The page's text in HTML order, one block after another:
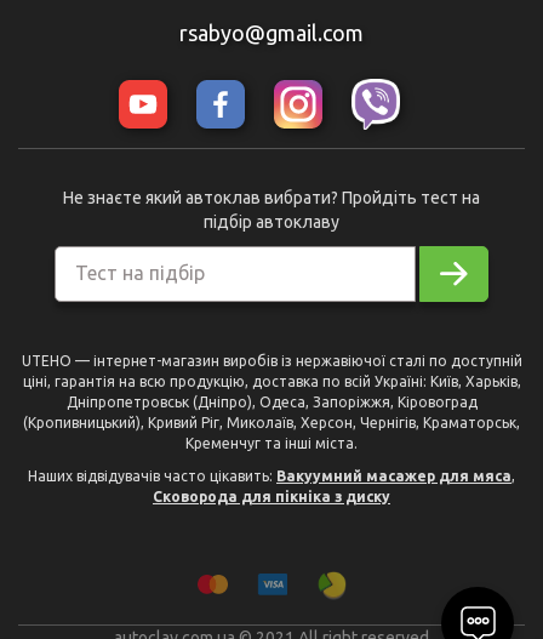
rsabyo@gmail.com
Тест на підбір
Не знаєте який автоклав вибрати? Пройдіть тест на
підбір автоклаву
UTEHO — інтернет-магазин виробів із нержавіючої сталі по доступній
ціні, гарантія на всю продукцію, доставка по всій Україні: Київ, Харьків,
Дніпропетровськ (Дніпро), Одеса, Запоріжжя, Кіровоград
(Кропивницький), Кривий Ріг, Миколаїв, Херсон, Чернігів, Краматорськ,
Кременчуг та інші міста.
Наших відвідувачів часто цікавить: Вакуумний масажер для мяса,
Сковорода для пікніка з диску